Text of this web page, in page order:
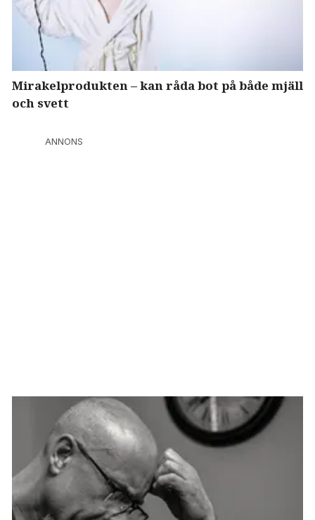
Mirakelprodukten – kan råda bot på både mjäll
och svett
ANNONS